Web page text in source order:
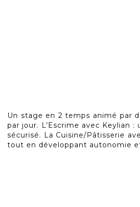
the
beginning
of
the
Un stage en 2 temps animé par
par jour. L’Escrime avec Keylian
sécurisé. La Cuisine/Pâtisserie
tout en développant autonomie